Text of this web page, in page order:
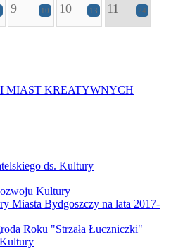
9 10 10 13 11 24
MIAST KREATYWNYCH
ds. Kultury
Kultury
Miasta Bydgoszczy na lata 2017-
Roku "Strzała Łuczniczki"